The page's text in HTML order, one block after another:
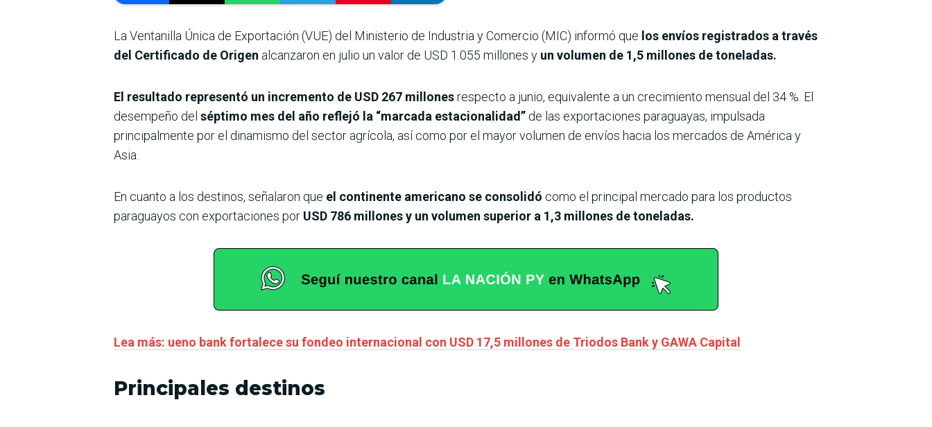
La Ventanilla Única de Exportación (VUE) del Ministerio de Industria y Comercio (MIC) informó que los envíos registrados a través
del Certificado de Origen alcanzaron en julio un valor de USD 1.055 millones y un volumen de 1,5 millones de toneladas.
El resultado representó un incremento de USD 267 millonesrespecto a junio, equivalente a un crecimiento mensual del 34 %. El
desempeño del séptimo mes del año reflejó la “marcada estacionalidad” de las exportaciones paraguayas, impulsada
principalmente por el dinamismo del sector agrícola, así como por el mayor volumen de envíos hacia los mercados de América y
Asia.
En cuanto a los destinos, señalaron que el continente americano se consolidó como el principal mercado para los productos
paraguayos con exportaciones por USD 786 millones y un volumen superior a 1,3 millones de toneladas.
Lea más: ueno bank fortalece su fondeo internacional con USD 17,5 millones de Triodos Bank y GAWA Capital
Principales destinos